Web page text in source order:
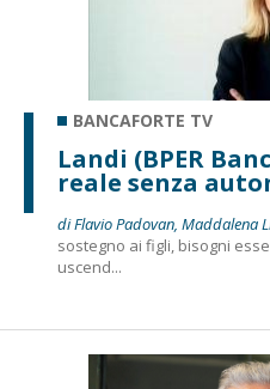
BANCAFORTE TV
Landi (BPER
reale senza
di Flavio Padovan, Maddalena
sostegno ai figli, bisogni
uscend...